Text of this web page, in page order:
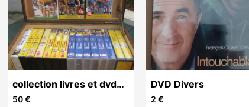
collection livres et dvd
vintage
50 €
DVD Divers
2 €